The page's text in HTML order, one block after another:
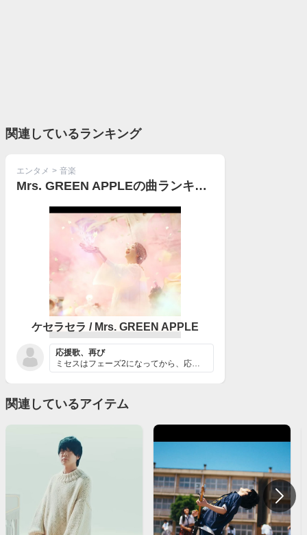
関連しているランキング
エンタメ > 音楽
Mrs. GREEN APPLEの曲ランキング
ケセラセラ / Mrs. GREEN APPLE
応援歌、再び
ミセスはフェーズ2になってから、応援歌と言える曲（「ニ...
関連しているアイテム